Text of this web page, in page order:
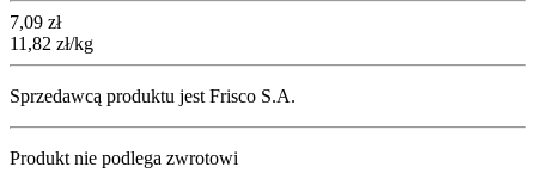
Cena
7,09 zł
11,82 zł/kg
Sprzedawcą produktu jest Frisco S.A.
Produkt nie podlega zwrotowi